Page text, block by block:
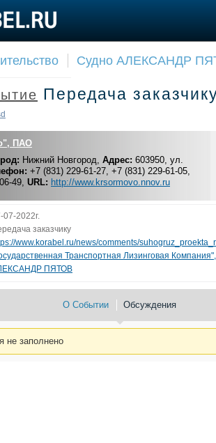
Доска объявлений
Изделия
Материалы
Услуги
Судно АЛЕКСАНДР
Передача
ПАО
Нижний Новгород, Адрес: 603950, ул.
+7 (831) 229-61-27, +7 (831) 229-61-05,
49, URL: http://www.krsormovo.nnov.ru
07-2022г.
заказчику
www.korabel.ru/news/comments/
Транспортная Лизинговая
ПЯТОВ
О Событии Обсуждения
не заполнено